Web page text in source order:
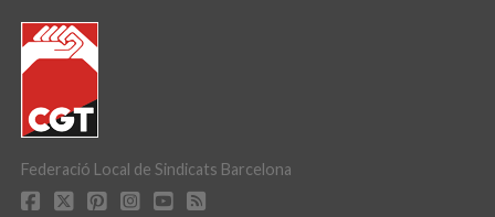
Federació Local de Sindicats Barcelona